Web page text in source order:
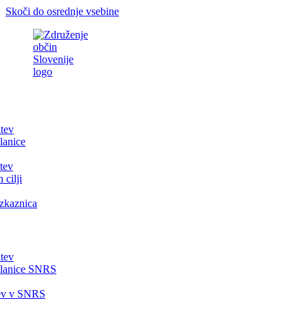
Skoči do osrednje vsebine
cilji
SNRS
v SNRS